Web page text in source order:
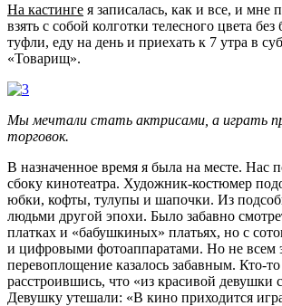
На кастинге я записалась, как и все, и мне
взять с собой колготки телесного цвета без
туфли, еду на день и приехать к 7 утра в
«Товарищ».
Мы мечтали стать актрисами, а играть
торговок.
В назначенное время я была на месте. Нас
сбоку кинотеатра. Художник-костюмер
юбки, кофты, тулупы и шапочки. Из
людьми другой эпохи. Было забавно
платках и «бабушкиных» платьях, но с
и цифровыми фотоаппаратами. Но не всем
перевоплощение казалось забавным. Кто-
расстроившись, что «из красивой девушки
Девушку утешали: «В кино приходится